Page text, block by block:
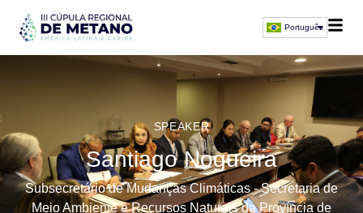
Português
SPEAKER
Santiago Nogueira
Subsecretário de Mudanças Climáticas - Secretaria de
Meio Ambiente e Recursos Naturais da Província de